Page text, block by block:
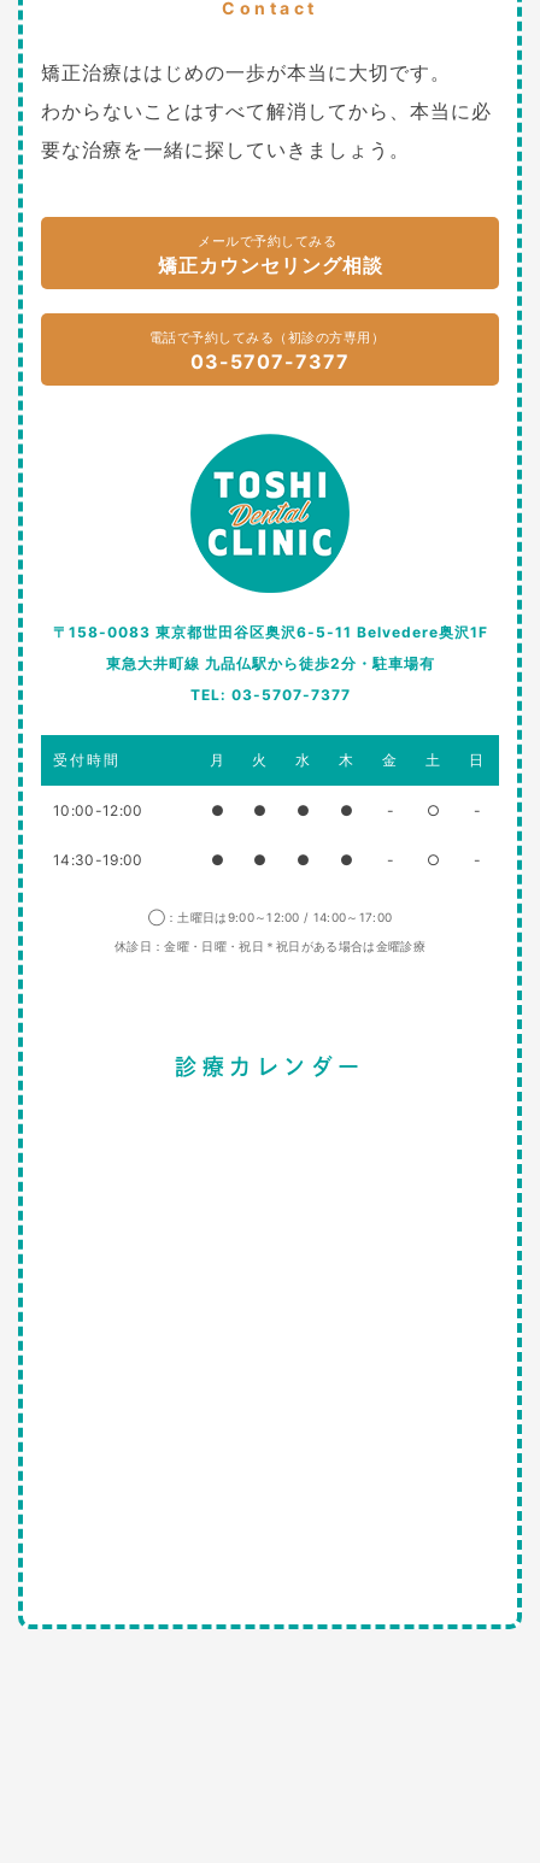
Contact
矯正治療ははじめの一歩が本当に大切です。
わからないことはすべて解消してから、本当に必
要な治療を一緒に探していきましょう。
メールで予約してみる
矯正カウンセリング相談
電話で予約してみる（初診の方専用）
03-5707-7377
〒158-0083 東京都世田谷区奥沢6-5-11 Belvedere奥沢1F
東急大井町線 九品仏駅から徒歩2分・駐車場有
TEL: 03-5707-7377
受付時間 月 火 水 木 金 土 日
10:00-12:00 ● ● ● ● - ○ -
14:30-19:00 ● ● ● ● - ○ -
◯：土曜日は9:00～12:00 / 14:00～17:00
休診日：金曜・日曜・祝日＊祝日がある場合は金曜診療
診療カレンダー